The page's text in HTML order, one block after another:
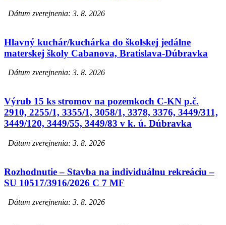
Dátum zverejnenia: 3. 8. 2026
Hlavný kuchár/kuchárka do školskej jedálne
materskej školy Cabanova, Bratislava-Dúbravka
Dátum zverejnenia: 3. 8. 2026
Výrub 15 ks stromov na pozemkoch C-KN p.č.
2910, 2255/1, 3355/1, 3058/1, 3378, 3376, 3449/311,
3449/120, 3449/55, 3449/83 v k. ú. Dúbravka
Dátum zverejnenia: 3. 8. 2026
Rozhodnutie – Stavba na individuálnu rekreáciu –
SU 10517/3916/2026 C 7 MF
Dátum zverejnenia: 3. 8. 2026